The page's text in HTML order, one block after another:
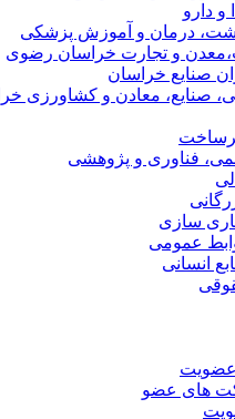
و دارو
درمان و آموزش پزشکی
و تجارت خراسان رضوی
صنایع خراسان
صنایع، معادن و کشاورزی
فناوری و پژوهشی
سازی
عمومی
انسانی
های عضو